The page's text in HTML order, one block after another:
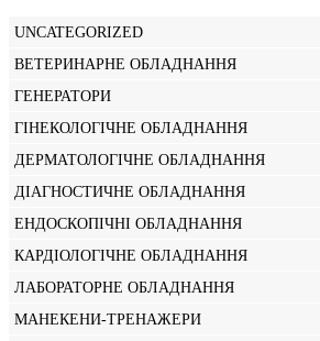
UNCATEGORIZED
ВЕТЕРИНАРНЕ ОБЛАДНАННЯ
ГЕНЕРАТОРИ
ГІНЕКОЛОГІЧНЕ ОБЛАДНАННЯ
ДЕРМАТОЛОГІЧНЕ ОБЛАДНАННЯ
ДІАГНОСТИЧНЕ ОБЛАДНАННЯ
ЕНДОСКОПІЧНІ ОБЛАДНАННЯ
КАРДІОЛОГІЧНЕ ОБЛАДНАННЯ
ЛАБОРАТОРНЕ ОБЛАДНАННЯ
МАНЕКЕНИ-ТРЕНАЖЕРИ